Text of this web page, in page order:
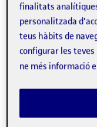
Semestre 20222 -
20 Març,
PAC1 –
Publicat per
Diego Molina
Data
PAC1 - Descobrir la
finalitats
personalitzada
teus hàbits de
configurar les
ne més informació